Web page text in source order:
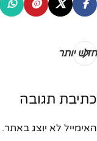
חדש יותר
כתיבת תגובה
האימייל לא יוצג באתר.